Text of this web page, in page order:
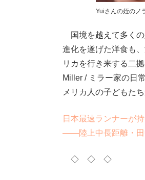
Yuiさんの姪のノ
国境を越えて多くの
進化を遂げた洋食も
リカを行き来する二
Miller / ミラー家の日
メリカ人の子どもた
日本最速ランナーが
――陸上中長距離・田
◇ ◇ ◇